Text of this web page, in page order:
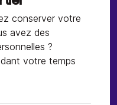
conserver votre
avez des
?
votre temps